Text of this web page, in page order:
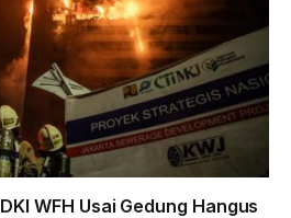
WFH Usai Gedung Hangus